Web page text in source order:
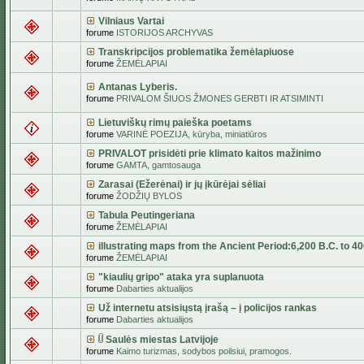
Vilniaus Vartai
forume ISTORIJOS ARCHYVAS
Transkripcijos problematika žemėlapiuose
forume ŽEMĖLAPIAI
Antanas Lyberis.
forume PRIVALOM ŠIUOS ŽMONES GERBTI IR ATSIMINTI
Lietuviškų rimų paieška poetams
forume VARINĖ POEZIJA, kūryba, miniatiūros
PRIVALOT prisidėti prie klimato kaitos mažinimo
forume GAMTA, gamtosauga
Zarasai (Ežerėnai) ir jų įkūrėjai sėliai
forume ŽODŽIŲ BYLOS
Tabula Peutingeriana
forume ŽEMĖLAPIAI
illustrating maps from the Ancient Period:6,200 B.C. to
forume ŽEMĖLAPIAI
"kiaulių gripo" ataka yra suplanuota
forume Dabarties aktualijos
Už internetu atsisiųstą įrašą – į policijos rankas
forume Dabarties aktualijos
Saulės miestas Latvijoje
forume Kaimo turizmas, sodybos poilsiui, pramogos.